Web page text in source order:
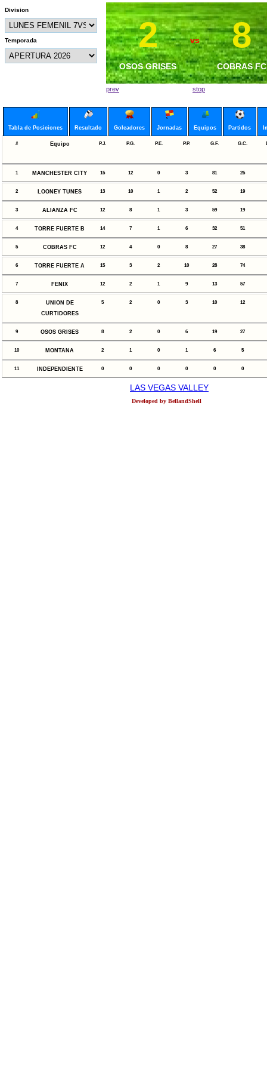
Division
Temporada 2
OSOS GRISES
vs 8
COBRAS FC
2
MANCHESTER CITY
vs 1
FENIX
prev stop
Tabla de Posiciones Resultado Goleadores Jornadas Equipos Partidos
# Equipo P.J. P.G. P.E. P.P. G.F. G.C.
1 MANCHESTER CITY 15 12 0 3 81 25
2 LOONEY TUNES 13 10 1 2 52 19
3 ALIANZA FC 12 8 1 3 59 19
4 TORRE FUERTE B 14 7 1 6 32 51
5 COBRAS FC 12 4 0 8 27 38
6 TORRE FUERTE A 15 3 2 10 28 74
7 FENIX 12 2 1 9 13 57
8
UNION DE
CURTIDORES
5 2 0 3 10 12
9 OSOS GRISES 8 2 0 6 19 27
10 MONTANA 2 1 0 1 6 5
11 INDEPENDIENTE 0 0 0 0 0 0
LAS VEGAS VALLEY
Developed by BellandShell